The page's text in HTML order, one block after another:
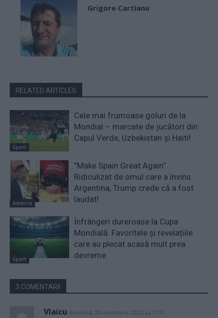
Grigore Cartianu
RELATED ARTICLES
Sport
Cele mai frumoase goluri de la
Mondial – marcate de jucători din
Capul Verde, Uzbekistan și Haiti!
America
”Make Spain Great Again”.
Ridiculizat de omul care a învins
Argentina, Trump crede că a fost
laudat!
Sport
Înfrângeri dureroase la Cupa
Mondială. Favoritele și revelațiile
care au plecat acasă mult prea
devreme
3 COMENTARII
Vlaicu duminică, 20 noiembrie 2022 La 11.51